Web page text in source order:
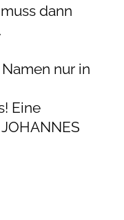
dann
nur in
Eine